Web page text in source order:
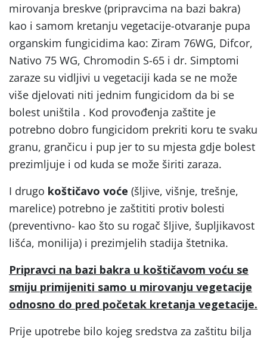
mirovanja breskve (pripravcima na bazi bakra)
kao i samom kretanju vegetacije-otvaranje pupa
organskim fungicidima kao: Ziram 76WG, Difcor,
Nativo 75 WG, Chromodin S-65 i dr. Simptomi
zaraze su vidljivi u vegetaciji kada se ne može
više djelovati niti jednim fungicidom da bi se
bolest uništila . Kod provođenja zaštite je
potrebno dobro fungicidom prekriti koru te svaku
granu, grančicu i pup jer to su mjesta gdje bolest
prezimljuje i od kuda se može širiti zaraza.
I drugo koštičavo voće (šljive, višnje, trešnje,
marelice) potrebno je zaštititi protiv bolesti
(preventivno- kao što su rogač šljive, šupljikavost
lišća, monilija) i prezimjelih stadija štetnika.
Pripravci na bazi bakra u koštičavom voću se
smiju primijeniti samo u mirovanju vegetacije
odnosno do pred početak kretanja vegetacije.
Prije upotrebe bilo kojeg sredstva za zaštitu bilja